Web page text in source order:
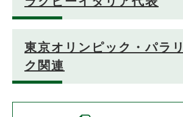
東京オリンピック・パラ
ク関連